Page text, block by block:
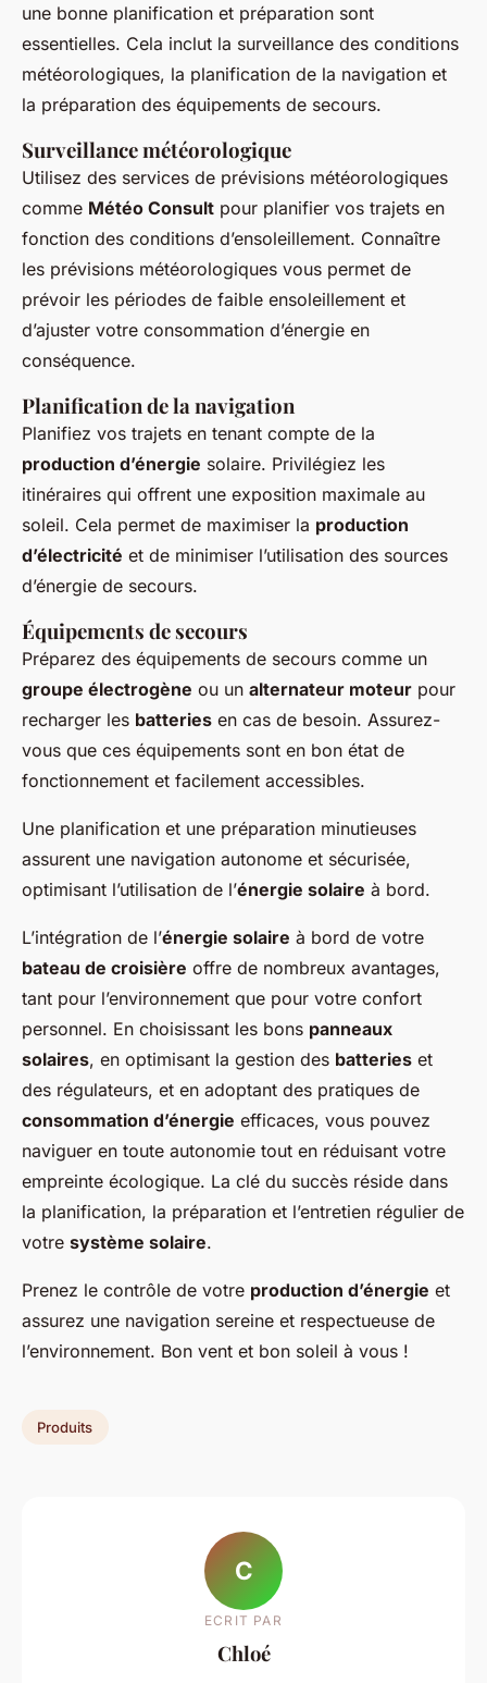
une bonne planification et préparation sont
essentielles. Cela inclut la surveillance des conditions
météorologiques, la planification de la navigation et
la préparation des équipements de secours.
Surveillance météorologique
Utilisez des services de prévisions météorologiques
comme Météo Consult pour planifier vos trajets en
fonction des conditions d’ensoleillement. Connaître
les prévisions météorologiques vous permet de
prévoir les périodes de faible ensoleillement et
d’ajuster votre consommation d’énergie en
conséquence.
Planification de la navigation
Planifiez vos trajets en tenant compte de la
production d’énergie solaire. Privilégiez les
itinéraires qui offrent une exposition maximale au
soleil. Cela permet de maximiser la production
d’électricité et de minimiser l’utilisation des sources
d’énergie de secours.
Équipements de secours
Préparez des équipements de secours comme un
groupe électrogène ou un alternateur moteur pour
recharger les batteries en cas de besoin. Assurez-
vous que ces équipements sont en bon état de
fonctionnement et facilement accessibles.
Une planification et une préparation minutieuses
assurent une navigation autonome et sécurisée,
optimisant l’utilisation de l’énergie solaire à bord.
L’intégration de l’énergie solaire à bord de votre
bateau de croisière offre de nombreux avantages,
tant pour l’environnement que pour votre confort
personnel. En choisissant les bons panneaux
solaires, en optimisant la gestion des batteries et
des régulateurs, et en adoptant des pratiques de
consommation d’énergie efficaces, vous pouvez
naviguer en toute autonomie tout en réduisant votre
empreinte écologique. La clé du succès réside dans
la planification, la préparation et l’entretien régulier de
votre système solaire.
Prenez le contrôle de votre production d’énergie et
assurez une navigation sereine et respectueuse de
l’environnement. Bon vent et bon soleil à vous !
Produits
C
ECRIT PAR
Chloé